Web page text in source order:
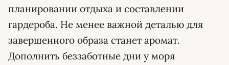
планировании отдыха и составлении
гардероба. Не менее важной деталью для
завершенного образа станет аромат.
Дополнить беззаботные дни у моря